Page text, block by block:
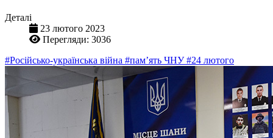
Деталі
23 лютого 2023
Перегляди: 3036
#Російсько-українська війна #пам’ять ЧНУ#24 лютого